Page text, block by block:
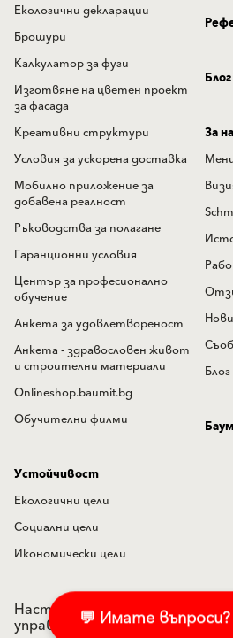
💬 Имате
Екологични декларации
Брошури
Калкулатор за фуги
Изготвяне на цветен проект
за фасада
Креативни структури
Условия за ускорена доставка
Мобилно приложение за
добавена реалност
Ръководства за полагане
Гаранционни условия
Център за професионално
обучение
Анкета за удовлетвореност
Анкета - здравословен живот
и строителни материали
Onlineshop.baumit.bg
Обучителни филми
Блог
За
Блог
Устойчивост
Екологични цели
Социални цели
Икономически цели
Настройки на "бисквитките"
управление на лични данни